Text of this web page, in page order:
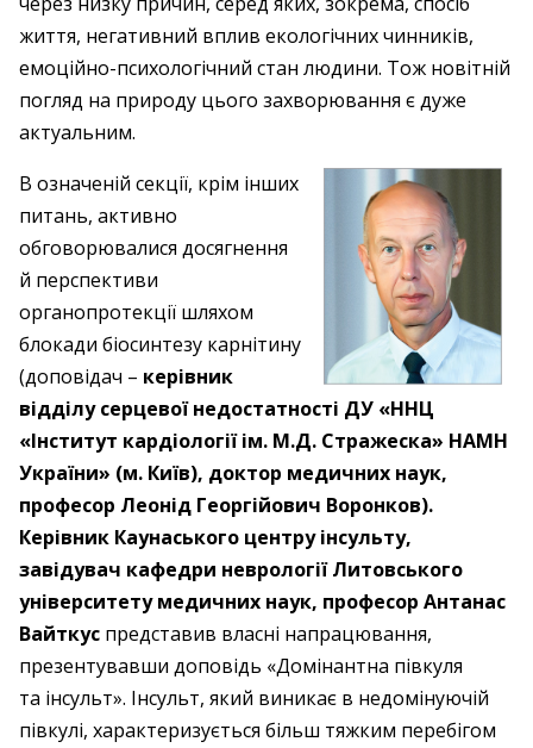
життя, негативний вплив екологічних чинників,
емоційно-психологічний стан людини. Тож новітній
погляд на природу цього захворювання є дуже
актуальним.
В означеній секції, крім інших
питань, активно
обговорювалися досягнення
й перспективи
органопротекції шляхом
блокади біосинтезу карнітину
(доповідач – керівник
відділу серцевої недостатності ДУ «ННЦ
«Інститут кардіології ім. М.Д. Стражеска» НАМН
України» (м. Київ), доктор медичних наук,
професор Леонід Георгійович Воронков).
Керівник Каунаського центру інсульту,
завідувач кафедри неврології Литовського
університету медичних наук, професор Антанас
Вайткус представив власні напрацювання,
презентувавши доповідь «Домінантна півкуля
та інсульт». Інсульт, який виникає в недомінуючій
півкулі, характеризується більш тяжким перебігом